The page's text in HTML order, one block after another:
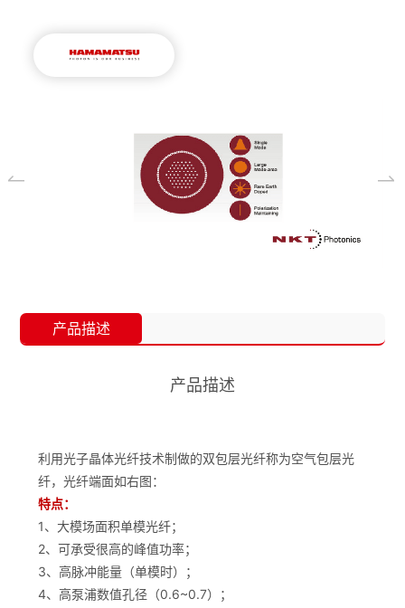
产品描述
产品描述
利用光子晶体光纤技术制做的双包层光纤称为空气包层光
纤，光纤端面如右图：
特点：
1、大模场面积单模光纤；
2、可承受很高的峰值功率；
3、高脉冲能量（单模时）；
4、高泵浦数值孔径（0.6~0.7）；